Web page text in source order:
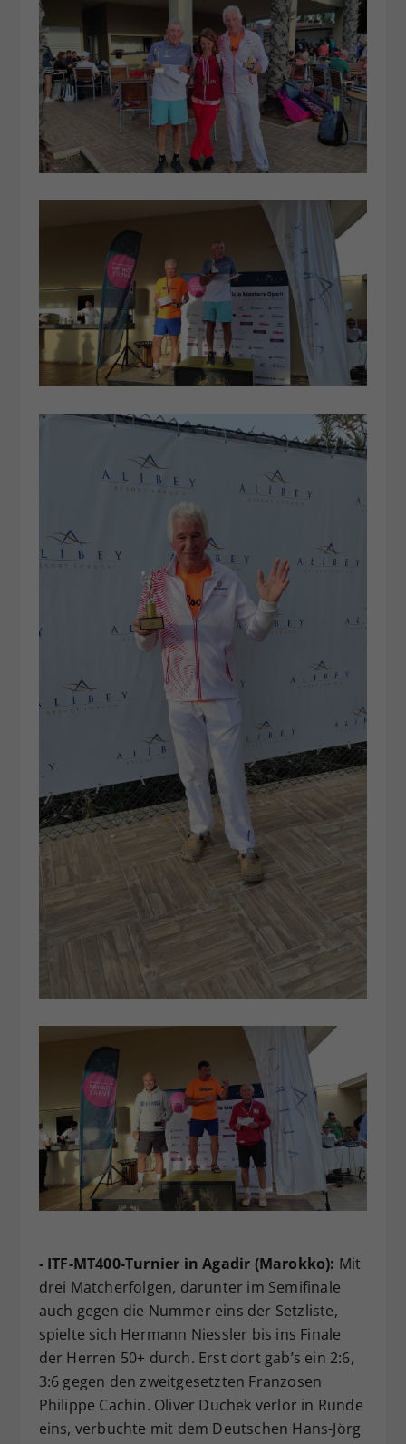
- ITF-MT400-Turnier in Agadir (Marokko): Mit
drei Matcherfolgen, darunter im Semifinale
auch gegen die Nummer eins der Setzliste,
spielte sich Hermann Niessler bis ins Finale
der Herren 50+ durch. Erst dort gab’s ein 2:6,
3:6 gegen den zweitgesetzten Franzosen
Philippe Cachin. Oliver Duchek verlor in Runde
eins, verbuchte mit dem Deutschen Hans-Jörg